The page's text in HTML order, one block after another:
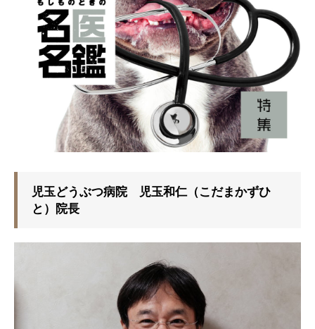
児玉どうぶつ病院 児玉和仁（こだまかずひ
と）院長